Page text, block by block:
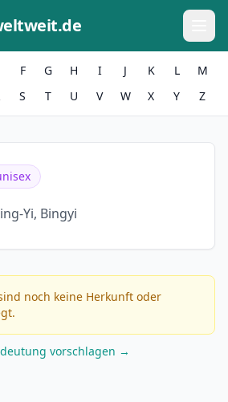
F G H I J K L
M
S T U V W X Y Z
Yi, Bingyi
noch keine Herkunft oder
vorschlagen →